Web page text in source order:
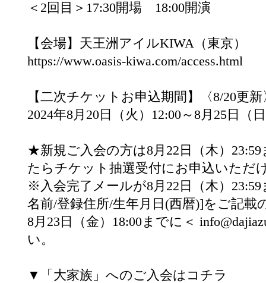
＜2回目＞17:30開場 18:00開演
【会場】天王洲アイルKIWA（東京）
https://www.oasis-kiwa.com/access.html
【二次チケットお申込期間】〈8/20更新
2024年8月20日（火）12:00～8月25日（
★新規ご入会の方は8月22日（木）
たらチケット抽選受付にお申込いただ
※入会完了メールが8月22日（木）
名前/登録住所/生年月日(西暦)]をご記載
8月23日（金）18:00までに＜
い。
▼「大家族」へのご入会はコチラ